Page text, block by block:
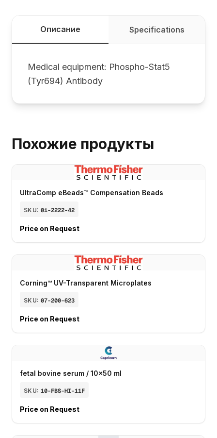
Описание Specifications
Medical equipment: Phospho-Stat5
(Tyr694) Antibody
Похожие продукты
UltraComp eBeads™ Compensation Beads
SKU: 01-2222-42
Price on Request
Corning™ UV-Transparent Microplates
SKU: 07-200-623
Price on Request
fetal bovine serum / 10x50 ml
SKU: 10-FBS-HI-11F
Price on Request